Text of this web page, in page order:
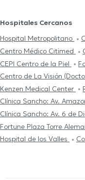
Hospitales Cercanos
Hospital Metropolitano
Centro Médico Citimed
CEPI Centro de la Piel
Centro de La Visión
Kenzen Medical Center
Clínica Sancho: Av.
Clínica Sancho: Av. 6 de
Fortune Plaza Torre
Hospital de los Valles